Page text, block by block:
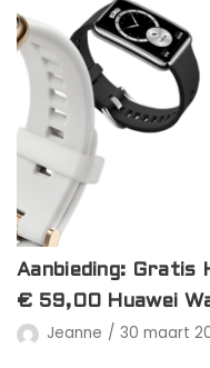
Aanbieding: Gratis
€ 59,00 Huawei
Jeanne 30 maart